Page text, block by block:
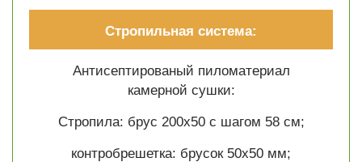
Стропильная система:
Антисептированый пиломатериал
камерной сушки:
Стропила: брус 200х50 с шагом 58 см;
контробрешетка: брусок 50х50 мм;